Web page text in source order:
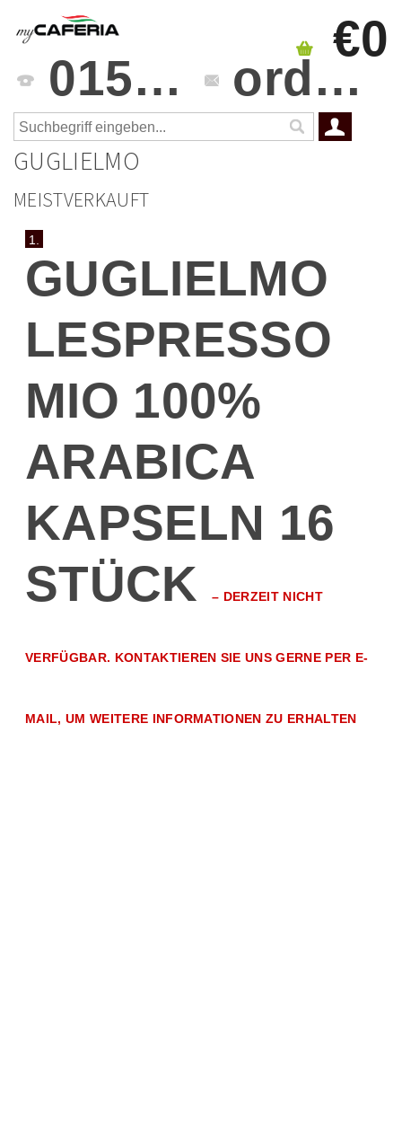
0151 4241 3459 orders@mycaferia.de
€0
GUGLIELMO
MEISTVERKAUFT
1.
GUGLIELMO
LESPRESSO
MIO 100%
ARABICA
KAPSELN 16
STÜCK– DERZEIT NICHT
VERFÜGBAR. KONTAKTIEREN SIE UNS GERNE PER E-
MAIL, UM WEITERE INFORMATIONEN ZU ERHALTEN